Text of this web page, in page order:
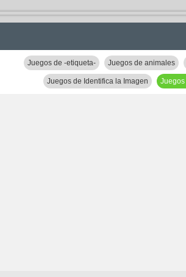
Juegos de -etiqueta- Juegos de animales
Juegos de Identifica la Imagen